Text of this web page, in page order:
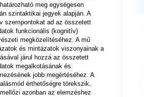
meg egységesen
szintaktikai jegyek alapján. A
szempontokat ad az összetett
funkcionális (kognitív)
megközelítéséhez. A mű
és mintázatok viszonyainak a
járul hozzá az összetett
megalkotásának és
jobb megértéséhez. A
érthetőségre törekszik,
azonban az elemzéshez